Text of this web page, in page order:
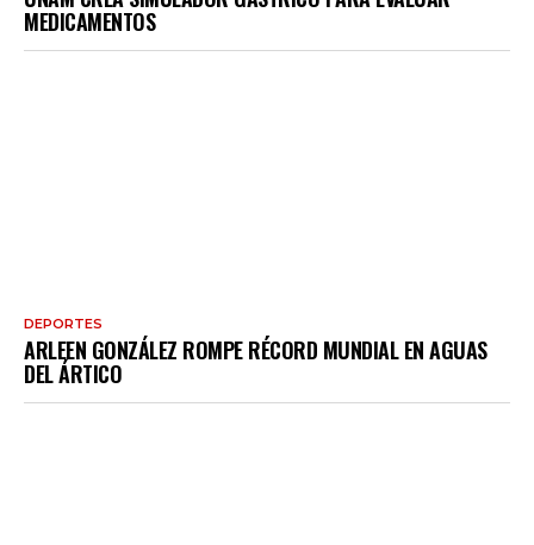
MEDICAMENTOS
DEPORTES
ARLEEN GONZÁLEZ ROMPE RÉCORD MUNDIAL EN AGUAS
DEL ÁRTICO